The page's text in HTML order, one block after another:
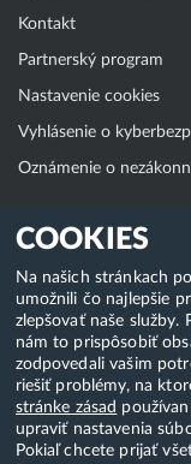
COOKIES
Na našich stránkach
umožnili čo najlepšie
zlepšovať naše služby.
nám to prispôsobiť
zodpovedali vašim
riešiť problémy, na
stránke zásad
upraviť nastavenia
Pokiaľ chcete prijať
Kontakt
Partnerský program
Nastavenie cookies
Vyhlásenie o
Oznámenie o
Klientská zóna
WebAdmin
WebMail
Zmena hesla (E-mail,
Webhosting
Domény